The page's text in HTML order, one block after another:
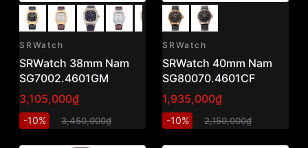
SRWatch
SRWatch 38mm Nam
SG7002.4601GM
3,105,000₫
-10% 3,450,000₫
SRWatch
SRWatch 40mm Nam
SG80070.4601CF
1,935,000₫
-10% 2,150,000₫